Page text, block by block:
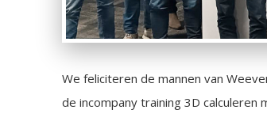
We feliciteren de mannen van
de incompany training 3D calculeren